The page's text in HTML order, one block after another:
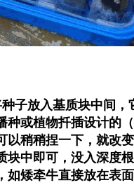
子放入基质块中间
种或植物扦插设计的
以稍稍捏一下，就改
中即可，没入深度
矮牵牛直接放在表